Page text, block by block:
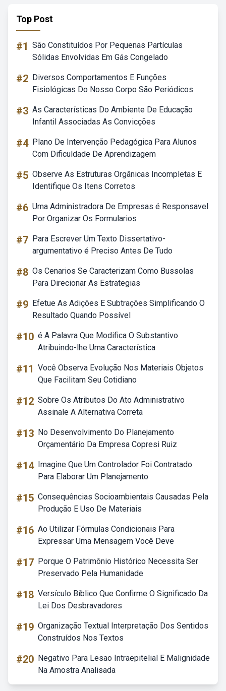
Top Post
#1 São Constituídos Por Pequenas Partículas
Sólidas Envolvidas Em Gás Congelado
#2 Diversos Comportamentos E Funções
Fisiológicas Do Nosso Corpo São Periódicos
#3 As Características Do Ambiente De Educação
Infantil Associadas As Convicções
#4 Plano De Intervenção Pedagógica Para Alunos
Com Dificuldade De Aprendizagem
#5 Observe As Estruturas Orgânicas Incompletas E
Identifique Os Itens Corretos
#6 Uma Administradora De Empresas é Responsavel
Por Organizar Os Formularios
#7 Para Escrever Um Texto Dissertativo-
argumentativo é Preciso Antes De Tudo
#8 Os Cenarios Se Caracterizam Como Bussolas
Para Direcionar As Estrategias
#9 Efetue As Adições E Subtrações Simplificando O
Resultado Quando Possível
#10 é A Palavra Que Modifica O Substantivo
Atribuindo-lhe Uma Característica
#11 Você Observa Evolução Nos Materiais Objetos
Que Facilitam Seu Cotidiano
#12 Sobre Os Atributos Do Ato Administrativo
Assinale A Alternativa Correta
#13 No Desenvolvimento Do Planejamento
Orçamentário Da Empresa Copresi Ruiz
#14 Imagine Que Um Controlador Foi Contratado
Para Elaborar Um Planejamento
#15 Consequências Socioambientais Causadas Pela
Produção E Uso De Materiais
#16 Ao Utilizar Fórmulas Condicionais Para
Expressar Uma Mensagem Você Deve
#17 Porque O Patrimônio Histórico Necessita Ser
Preservado Pela Humanidade
#18 Versículo Bíblico Que Confirme O Significado Da
Lei Dos Desbravadores
#19 Organização Textual Interpretação Dos Sentidos
Construídos Nos Textos
#20 Negativo Para Lesao Intraepitelial E Malignidade
Na Amostra Analisada